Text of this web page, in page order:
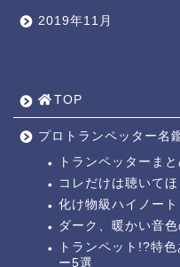
2019年11月
TOP
プロトランペッター名
トランペッターま
コレだけは聴いて
化け物級ハイノー
ダーク、暖かい音
トランペット!?特
ー5選